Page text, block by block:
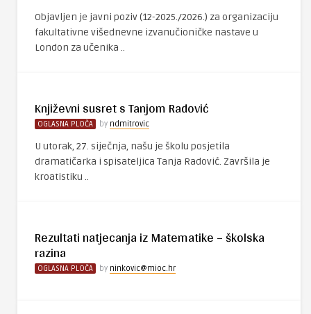
Objavljen je javni poziv (12-2025./2026.) za organizaciju
fakultativne višednevne izvanučioničke nastave u
London za učenika ..
Književni susret s Tanjom Radović
OGLASNA PLOČA by ndmitrovic
U utorak, 27. siječnja, našu je školu posjetila
dramatičarka i spisateljica Tanja Radović. Završila je
kroatistiku ..
Rezultati natjecanja iz Matematike – školska
razina
OGLASNA PLOČA by ninkovic@mioc.hr